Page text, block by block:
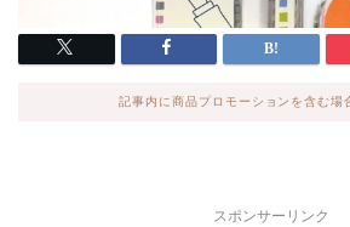
記事内に商品プロモーションを含む場
スポンサーリンク